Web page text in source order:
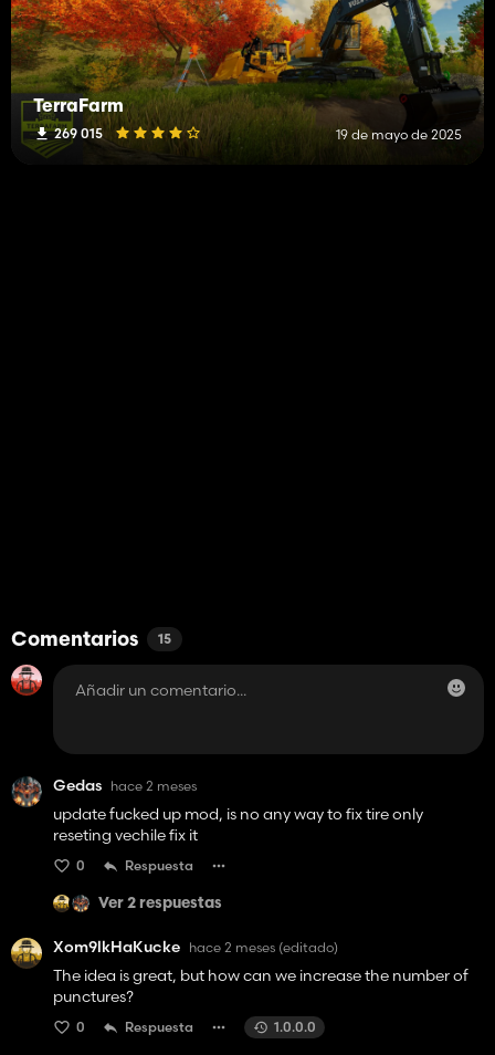
TerraFarm
269 015 19 de mayo de 2025
Comentarios 15
Gedas hace 2 meses
update fucked up mod, is no any way to fix tire only
reseting vechile fix it
0 Respuesta
Ver 2 respuestas
Xom9lkHaKucke hace 2 meses (editado)
The idea is great, but how can we increase the number of
punctures?
0 Respuesta 1.0.0.0